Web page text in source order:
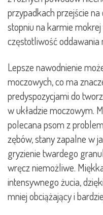
przypadkach przejście
stopniu na karmie
częstotliwość oddawania
Lepsze nawodnienie
moczowych, co ma
predyspozycjami do
w układzie moczowym.
polecana psom z
zębów, stany zapalne w
gryzienie twardego
wręcz niemożliwe.
intensywnego żucia,
mniej obciążający i